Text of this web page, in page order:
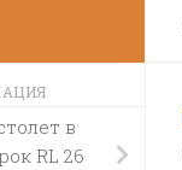
в
RL 26